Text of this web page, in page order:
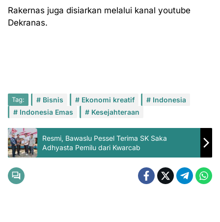
Rakernas juga disiarkan melalui kanal youtube
Dekranas.
Tag: Bisnis Ekonomi kreatif
Indonesia
Indonesia Emas
Kesejahteraan
Resmi, Bawaslu Pessel Terima SK Saka
Adhyasta Pemilu dari Kwarcab